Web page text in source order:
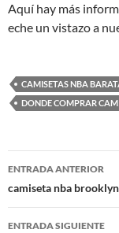
Aquí hay más
eche un vistazo a
CAMISETAS NBA
DONDE COMPRAR
Navegación
de
entradas
ENTRADA ANTERIOR
camiseta nba
ENTRADA SIGUIENTE